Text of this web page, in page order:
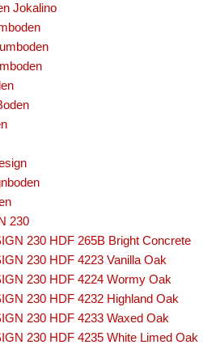
Jokalino
230
230 HDF 265B Bright Concrete
230 HDF 4223 Vanilla Oak
230 HDF 4224 Wormy Oak
230 HDF 4232 Highland Oak
230 HDF 4233 Waxed Oak
230 HDF 4235 White Limed Oak